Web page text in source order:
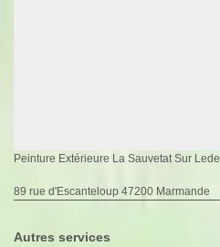
Peinture Extérieure La Sauvetat Sur Lede
89 rue d'Escanteloup 47200 Marmande
Autres services